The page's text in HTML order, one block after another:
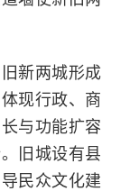
新两城形成
现行政、商
与功能扩容
旧城设有县
民众文化建